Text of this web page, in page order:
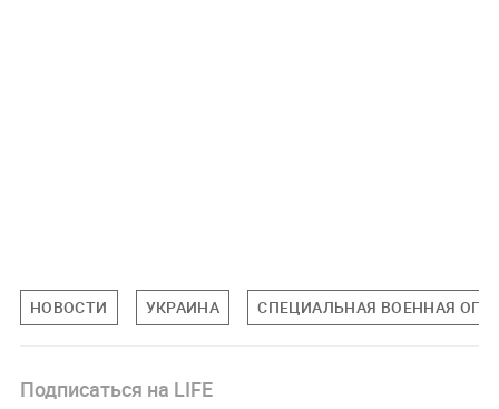
НОВОСТИ УКРАИНА СПЕЦИАЛЬНАЯ ВОЕННАЯ
Подписаться на LIFE